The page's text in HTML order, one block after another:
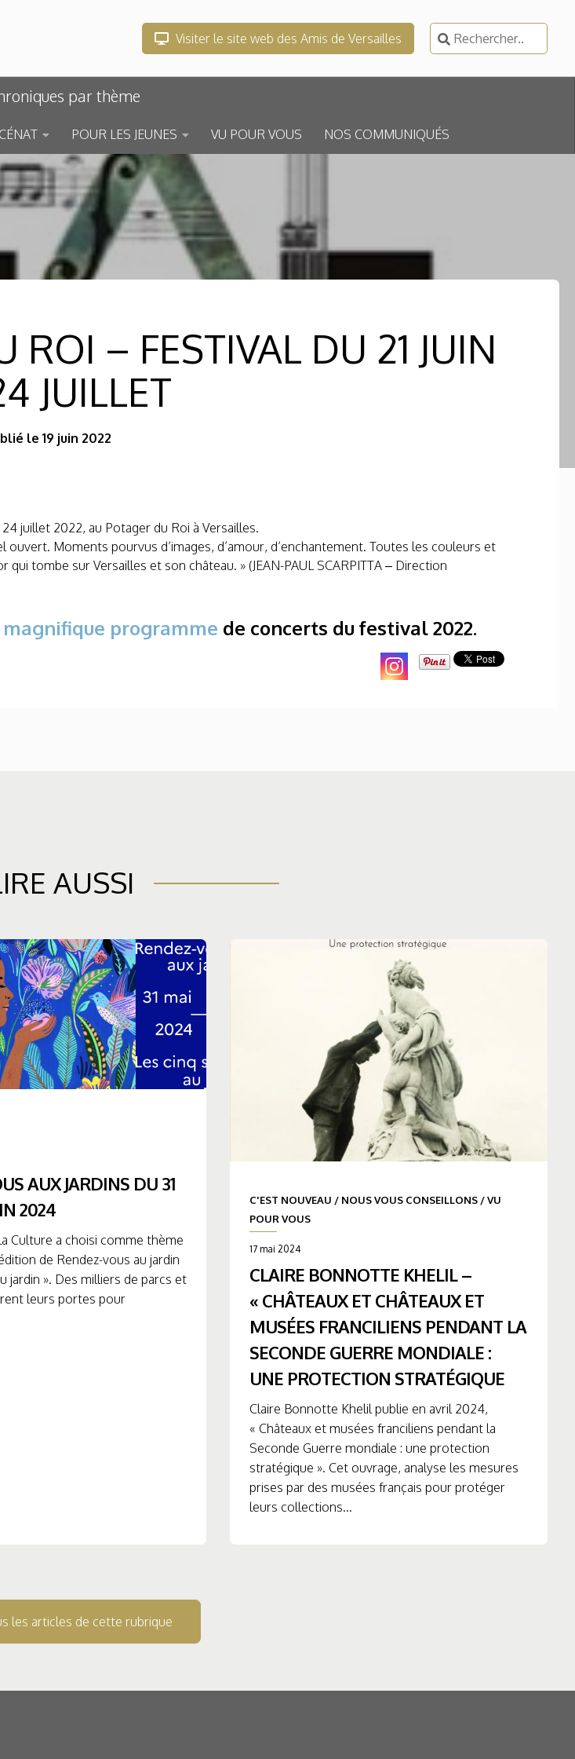
Visiter le site web des Amis de Versailles
Rechercher :
par thème
POUR LES JEUNES VU POUR VOUS NOS COMMUNIQUÉS
ROI – FESTIVAL DU 21 JUIN
JUILLET
le 19 juin 2022
juillet 2022, au Potager du Roi à Versailles.
Moments pourvus d’images, d’amour, d’enchantement. Toutes les couleurs et
tombe sur Versailles et son château. » (JEAN-PAUL SCARPITTA – Direction
programme de concerts du festival 2022.
AUSSI
AUX JARDINS DU 31
2024
Culture a choisi comme thème
de Rendez-vous au jardin
jardin ». Des milliers de parcs et
leurs portes pour
C'EST NOUVEAU / NOUS VOUS CONSEILLONS /VU
POUR VOUS
17 mai 2024
CLAIRE BONNOTTE KHELIL –
« CHÂTEAUX ET CHÂTEAUX ET
MUSÉES FRANCILIENS PENDANT LA
SECONDE GUERRE MONDIALE :
UNE PROTECTION STRATÉGIQUE
Claire Bonnotte Khelil publie en avril 2024,
« Châteaux et musées franciliens pendant la
Seconde Guerre mondiale : une protection
stratégique ». Cet ouvrage, analyse les mesures
prises par des musées français pour protéger
leurs collections...
les articles de cette rubrique